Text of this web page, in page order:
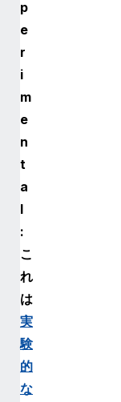
p
e
r
i
m
e
n
t
a
l
:
こ
れ
は
実
験
的
な